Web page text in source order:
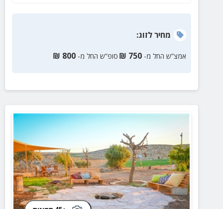
מחירלזוג:
אמצ”ש החל מ- 750
₪ סופ”ש החל מ- 800
₪